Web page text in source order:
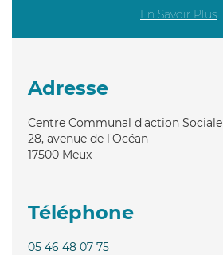
En Savoir Plus
Adresse
Centre Communal d'action Sociale
28, avenue de l'Océan
17500 Meux
Téléphone
05 46 48 07 75